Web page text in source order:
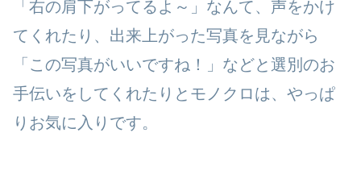
「右の肩下がってるよ～」なんて、声をかけ
てくれたり、出来上がった写真を見ながら
「この写真がいいですね！」などと選別のお
手伝いをしてくれたりとモノクロは、やっぱ
りお気に入りです。